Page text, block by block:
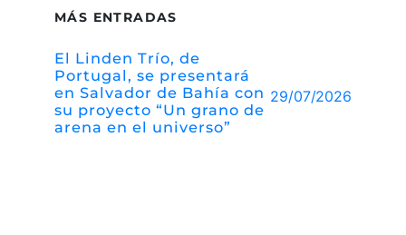
MÁS ENTRADAS
El Linden Trío, de
Portugal, se presentará
en Salvador de Bahía con
su proyecto “Un grano de
arena en el universo”
29/07/2026